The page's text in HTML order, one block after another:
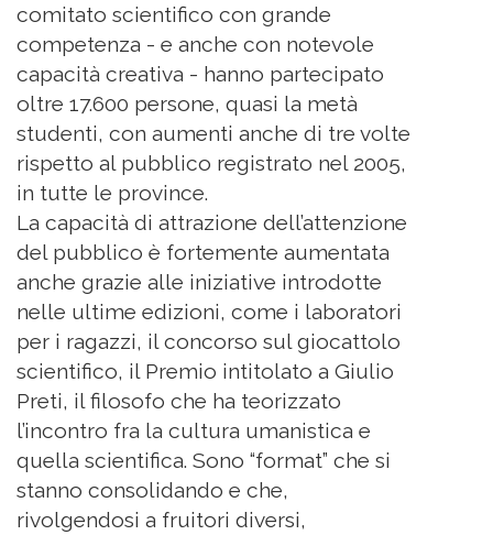
comitato scientifico con grande
competenza - e anche con notevole
capacità creativa - hanno partecipato
oltre 17.600 persone, quasi la metà
studenti, con aumenti anche di tre volte
rispetto al pubblico registrato nel 2005,
in tutte le province.
La capacità di attrazione dell’attenzione
del pubblico è fortemente aumentata
anche grazie alle iniziative introdotte
nelle ultime edizioni, come i laboratori
per i ragazzi, il concorso sul giocattolo
scientifico, il Premio intitolato a Giulio
Preti, il filosofo che ha teorizzato
l’incontro fra la cultura umanistica e
quella scientifica. Sono “format” che si
stanno consolidando e che,
rivolgendosi a fruitori diversi,